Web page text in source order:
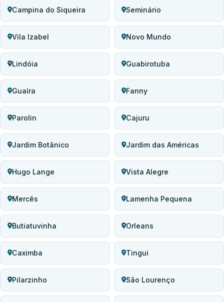
Campina do Siqueira Seminário
Vila Izabel Novo Mundo
Lindóia Guabirotuba
Guaíra Fanny
Parolin Cajuru
Jardim Botânico Jardim das Américas
Hugo Lange Vista Alegre
Mercês Lamenha Pequena
Butiatuvinha Orleans
Caximba Tingui
Pilarzinho São Lourenço